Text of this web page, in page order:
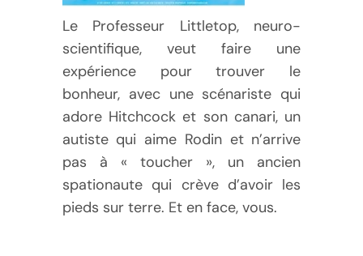
Le Professeur Littletop, neuro-
scientifique, veut faire une
expérience pour trouver le
bonheur, avec une scénariste qui
adore Hitchcock et son canari, un
autiste qui aime Rodin et n’arrive
pas à « toucher », un ancien
spationaute qui crève d’avoir les
pieds sur terre. Et en face, vous.